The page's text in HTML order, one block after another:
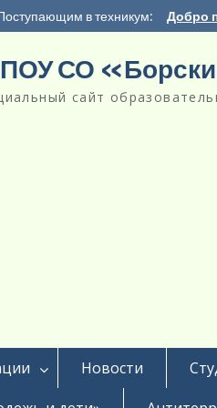
в техникум: Добро
СО
сайт
Новости